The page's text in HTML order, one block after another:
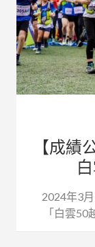
【成績
2024年3
「白雲